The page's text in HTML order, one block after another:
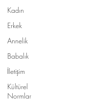
Kadın
Erkek
Annelik
Babalık
İletişim
Kültürel
Normlar